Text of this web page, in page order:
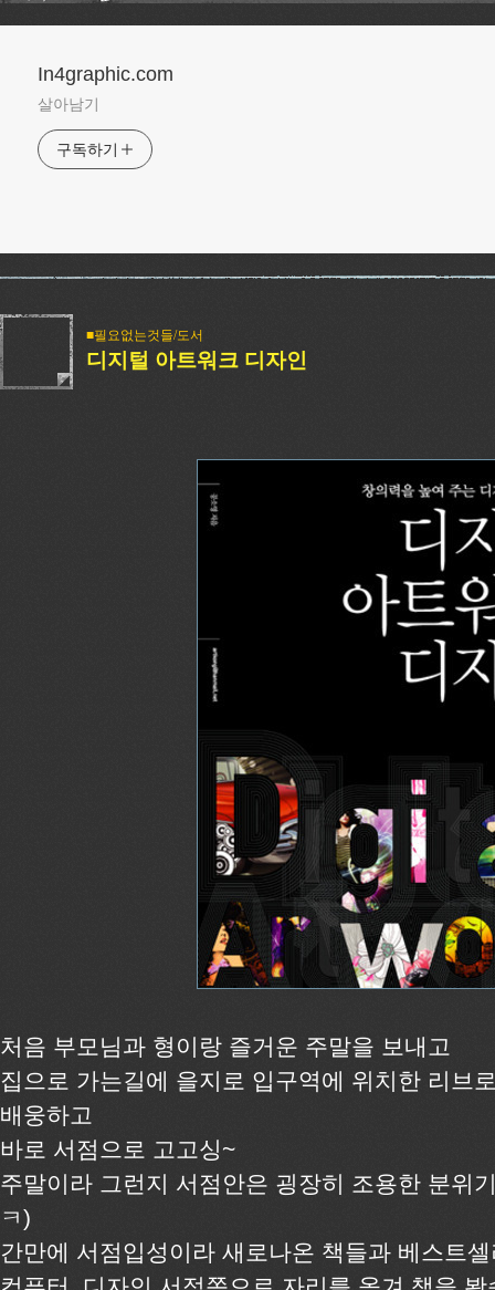
In4graphic.com
살아남기
구독하기
■필요없는것들/도서
디지털 아트워크 디자인
처음 부모님과 형이랑 즐거운 주말을 보내고
집으로 가는길에 을지로 입구역에 위치한 리브
배웅하고
바로 서점으로 고고싱~
주말이라 그런지 서점안은 굉장히 조용한 분위
ㅋ)
간만에 서점입성이라 새로나온 책들과 베스트